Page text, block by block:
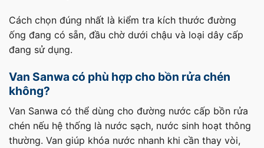
Cách chọn đúng nhất là kiểm tra kích thước đường
ống đang có sẵn, đầu chờ dưới chậu và loại dây cấp
đang sử dụng.
Van Sanwa có phù hợp cho bồn rửa chén
không?
Van Sanwa có thể dùng cho đường nước cấp bồn rửa
chén nếu hệ thống là nước sạch, nước sinh hoạt thông
thường. Van giúp khóa nước nhanh khi cần thay vòi,